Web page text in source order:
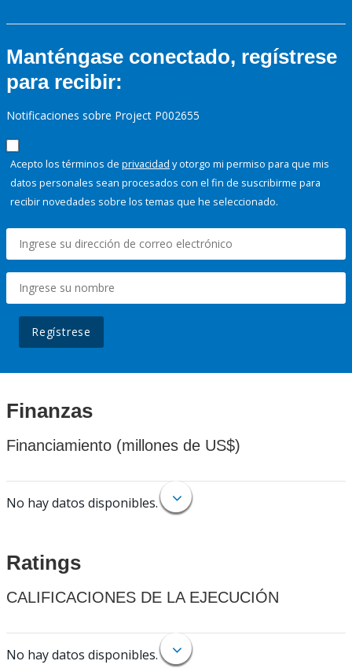
Manténgase conectado, regístrese
para recibir:
Notificaciones sobre Project P002655
Acepto los términos de privacidad y otorgo mi permiso para que mis
datos personales sean procesados con el fin de suscribirme para
recibir novedades sobre los temas que he seleccionado.
Regístrese
Finanzas
Financiamiento (millones de US$)
No hay datos disponibles.
Ratings
CALIFICACIONES DE LA EJECUCIÓN
No hay datos disponibles.